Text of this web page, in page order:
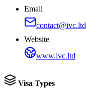
Email
contact@ivc.ltd
Website
www.ivc.ltd
Visa Types